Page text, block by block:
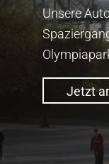
Unsere
Jetzt